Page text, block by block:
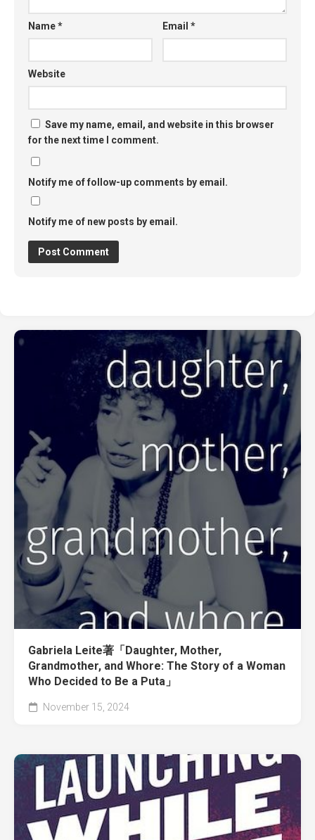
Name* Email*
Website
Save my name, email, and website in this browser
for the next time I comment.
Notify me of follow-up comments by email.
Notify me of new posts by email.
Gabriela Leite著「Daughter, Mother,
Grandmother, and Whore: The Story of a Woman
Who Decided to Be a Puta」
November 15, 2024